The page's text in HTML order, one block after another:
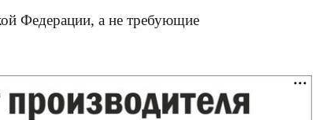
Федерации, а не требующие